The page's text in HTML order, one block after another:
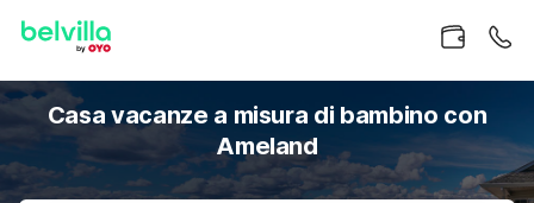
Casa vacanze a misura di bambino con
Ameland